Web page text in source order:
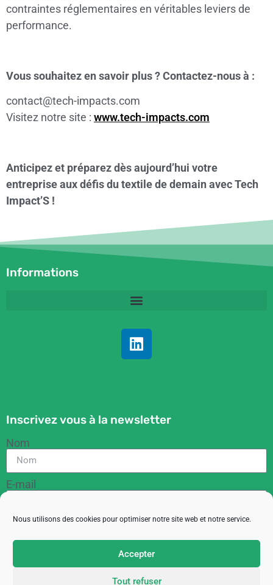
Nous utilisons des cookies pour optimiser notre site web et notre service.
Accepter
Tout refuser
contraintes réglementaires en véritables leviers de
performance.
Vous souhaitez en savoir plus ? Contactez-nous à :
contact@tech-impacts.com
Visitez notre site : www.tech-impacts.com
Anticipez et préparez dès aujourd’hui votre
entreprise aux défis du textile de demain avec Tech
Impact’S !
Informations
Inscrivez vous à la newsletter
Nom
E-mail
RGPD
En cochant cette case, vous acceptez de recevoir
des informations de la part de l'ACIT
M'inscrire